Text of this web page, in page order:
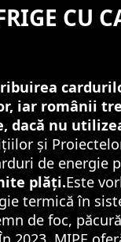
CU
iar românii
dacă nu
și
de energie
plăți.Este
termică în
de foc,